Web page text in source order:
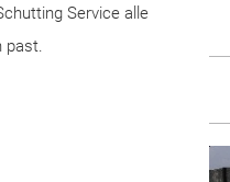
Service alle
past.